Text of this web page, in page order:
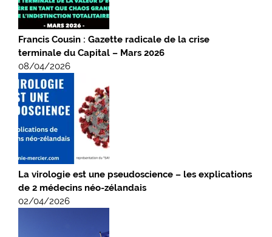
Francis Cousin : Gazette radicale de la crise
terminale du Capital – Mars 2026
08/04/2026
La virologie est une pseudoscience – les explications
de 2 médecins néo-zélandais
02/04/2026